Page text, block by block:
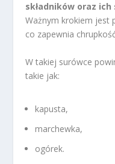
składników oraz
Ważnym krokiem jest
co zapewnia
W takiej surówce
takie jak:
kapusta,
marchewka,
ogórek.